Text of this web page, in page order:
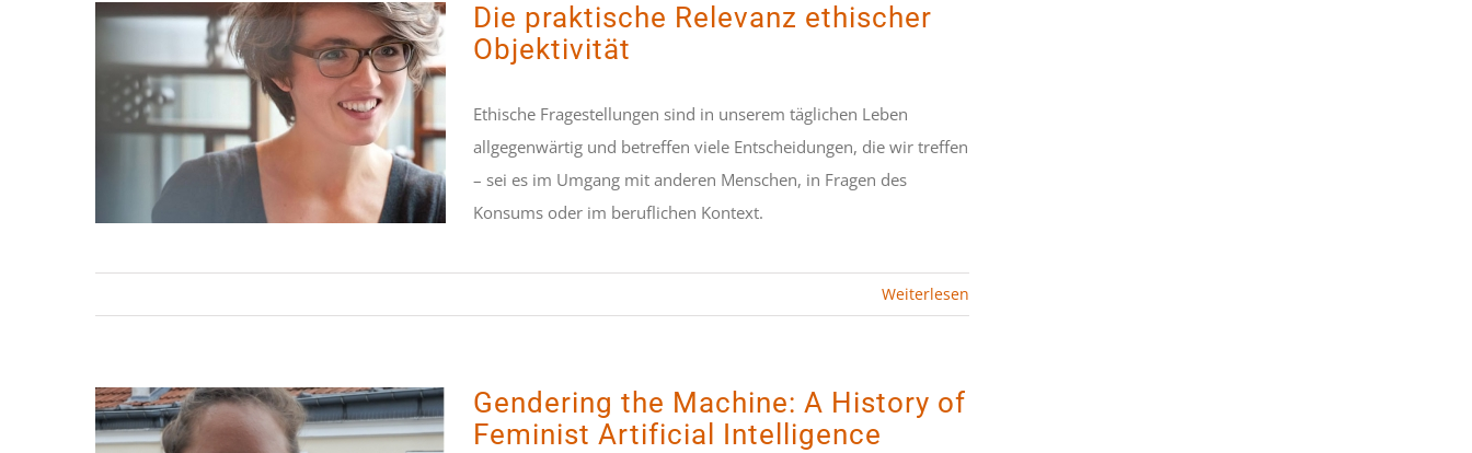
Die praktische Relevanz
ethischer Objektivität
STIPENDIATEN
Die praktische Relevanz ethischer
Objektivität
Ethische Fragestellungen sind in unserem täglichen Leben
allgegenwärtig und betreffen viele Entscheidungen, die wir treffen
– sei es im Umgang mit anderen Menschen, in Fragen des
Konsums oder im beruflichen Kontext.
Weiterlesen
Gendering the Machine: A History of
Feminist Artificial Intelligence